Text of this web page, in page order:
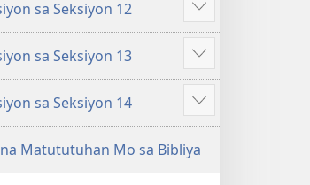
iba
pa
sa Seksiyon 12
Ipakita
ang
iba
pa
sa Seksiyon 13
Ipakita
ang
iba
pa
sa Seksiyon 14
Ipakita
ang
iba
pa
Matututuhan Mo sa Bibliya